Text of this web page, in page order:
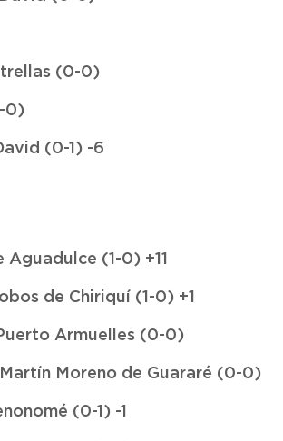
(0-0)
0)
(0-1) -6
Aguadulce (1-0) +11
de Chiriquí (1-0) +1
Armuelles (0-0)
Moreno de Guararé (0-0)
(0-1) -1